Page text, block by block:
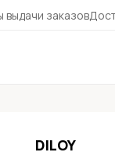
выдачи заказов
DILOY